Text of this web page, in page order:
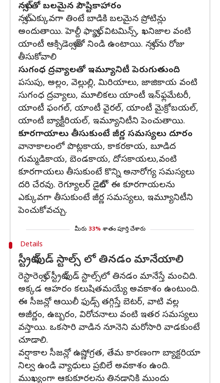
నట్స్ తో బలమైన పౌష్టికాహారం
నట్స్ ఎక్కువగా తింటే బాడికి బలమైన ప్రోటిన్లు
అందుతాయి. హెల్దీ ఫ్యాట్స్, విటమిన్స్, ఖనిజాల వంటి
యాంటీ ఆక్సిడెంట్స్‌తో నిండి ఉంటాయి. నట్స్ ను రోజు
తీసుకోవాలి
సుగంధ ద్రవ్యాలతో ఇమ్యూనిటీ పెరుగుతుంది
పసుపు, అల్లం, వెల్లుల్లి, మిరియాలు, జాజికాయ వంటి
సుగంధ ద్రవ్యాలు, మూలికలు యాంటీ ఇన్‌ఫ్లమేటరీ,
యాంటీ ఫంగల్, యాంటీ వైరల్, యాంటీ మైక్రోబయల్,
యాంటీ బ్యాక్టీరియల్, ఇమ్యూనిటీని పెంచుతాయి.
కూరగాయాలు తీసుకుంటే జీర్ణ సమస్యలు దూరం
వానాకాలంలో పొట్లకాయ, కాకరకాయ, బూడిద
గుమ్మడికాయ, బెండకాయ, దోసకాయలు,వంటి
కూరగాయలు తీసుకుంటే కొన్ని అనారోగ్య సమస్యలు
దరి చేరవు. రెగ్యూలర్ డైట్‌లో ఈ కూరగాయలను
ఎక్కువగా తీసుకుంటే జీర్ణ సమస్యలు, ఇమ్యూనిటీని
పెంచుకోవచ్చు.
మీరు 33% శాతం పూర్తి చేశారు
Details
స్ట్రీట్ ఫుడ్ స్టాల్స్ లో తినడం మానేయాలి
రెస్టారెంట్స్, స్ట్రీట్ ఫుడ్ స్టాల్స్‌లో తినడం మానేస్తే మంచిది.
అక్కడ ఆహరం కలుషితమయ్యే అవకాశం ఉంటుంది.
ఈ సీజన్లో ఆయిలీ ఫుడ్స్ తగ్గిస్తే బెటర్, వాటి వల్ల
అజీర్ణం, ఉబ్బరం, విరోచనాలు వంటి ఇతర సమస్యలు
వస్తాయి. ఒకసారి వాడిన నూనెని మరోసారి వాడకుంటే
చూడాలి.
వర్షాకాల సీజన్లో ఉష్ణోగ్రత, తేమ కారణంగా బ్యాక్టరియా
నిల్వ ఉండి వ్యాధులు ప్రబిలే అవకాశం ఉంది.
ముఖ్యంగా ఆకుకూరలను తినడానికి ముందు